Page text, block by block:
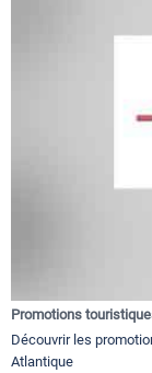
Promotions
Découvrir les
Atlantique